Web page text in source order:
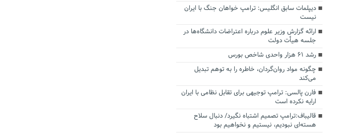
دیپلمات سابق انگلیس:‌ ترامپ خواهان جنگ با ایران
نیست
ارائه گزارش وزیر علوم درباره اعتراضات دانشگاه‌ها در
جلسه هیأت دولت
رشد ۶۱ هزار واحدی شاخص بورس
چگونه مواد روان‌گردان، خاطره را به توهم تبدیل
می‌کند
فارن پالسی: ترامپ توجیهی برای تقابل نظامی با ایران
ارایه نکرده است
قالیباف:ترامپ تصمیم اشتباه نگیرد/ دنبال سلاح
هسته‌ای نبودیم، نیستیم و نخواهیم بود